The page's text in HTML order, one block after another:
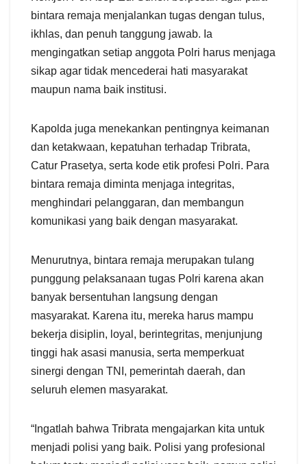
bintara remaja menjalankan tugas dengan tulus,
ikhlas, dan penuh tanggung jawab. Ia
mengingatkan setiap anggota Polri harus menjaga
sikap agar tidak mencederai hati masyarakat
maupun nama baik institusi.
Kapolda juga menekankan pentingnya keimanan
dan ketakwaan, kepatuhan terhadap Tribrata,
Catur Prasetya, serta kode etik profesi Polri. Para
bintara remaja diminta menjaga integritas,
menghindari pelanggaran, dan membangun
komunikasi yang baik dengan masyarakat.
Menurutnya, bintara remaja merupakan tulang
punggung pelaksanaan tugas Polri karena akan
banyak bersentuhan langsung dengan
masyarakat. Karena itu, mereka harus mampu
bekerja disiplin, loyal, berintegritas, menjunjung
tinggi hak asasi manusia, serta memperkuat
sinergi dengan TNI, pemerintah daerah, dan
seluruh elemen masyarakat.
“Ingatlah bahwa Tribrata mengajarkan kita untuk
menjadi polisi yang baik. Polisi yang profesional